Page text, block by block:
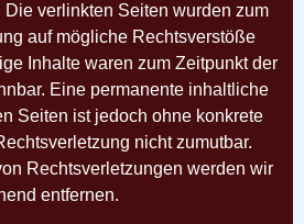
verlinkten Seiten wurden zum
auf mögliche Rechtsverstöße
Inhalte waren zum Zeitpunkt der
Eine permanente inhaltliche
Seiten ist jedoch ohne konkrete
nicht zumutbar.
Rechtsverletzungen werden wir
entfernen.